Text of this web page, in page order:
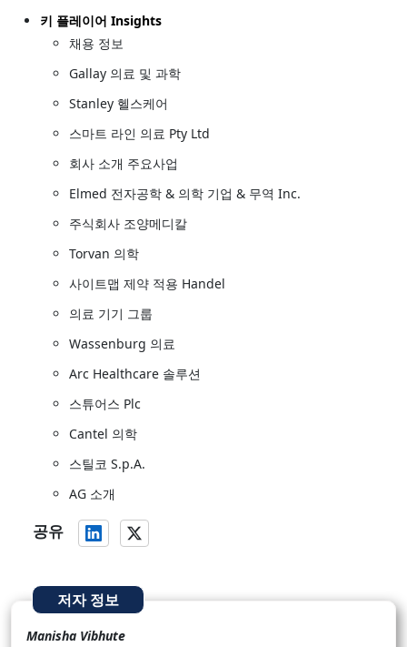
키 플레이어 Insights
채용 정보
Gallay 의료 및 과학
Stanley 헬스케어
스마트 라인 의료 Pty Ltd
회사 소개 주요사업
Elmed 전자공학 & 의학 기업 & 무역 Inc.
주식회사 조양메디칼
Torvan 의학
사이트맵 제약 적용 Handel
의료 기기 그룹
Wassenburg 의료
Arc Healthcare 솔루션
스튜어스 Plc
Cantel 의학
스틸코 S.p.A.
AG 소개
공유
저자 정보
Manisha Vibhute